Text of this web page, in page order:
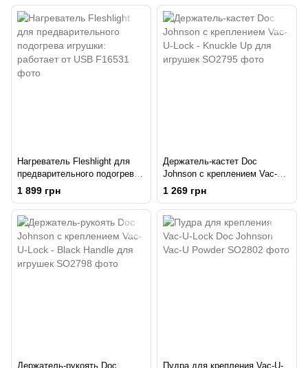
Нагреватель Fleshlight для
предварительного подогрева
игрушки: работает от USB
1 899 грн
Держатель-кастет Doc
Johnson с креплением Vac-U-
Lock - Knuckle Up для
игрушек
1 269 грн
Держатель-рукоять Doc Пудра для крепления Vac-U-